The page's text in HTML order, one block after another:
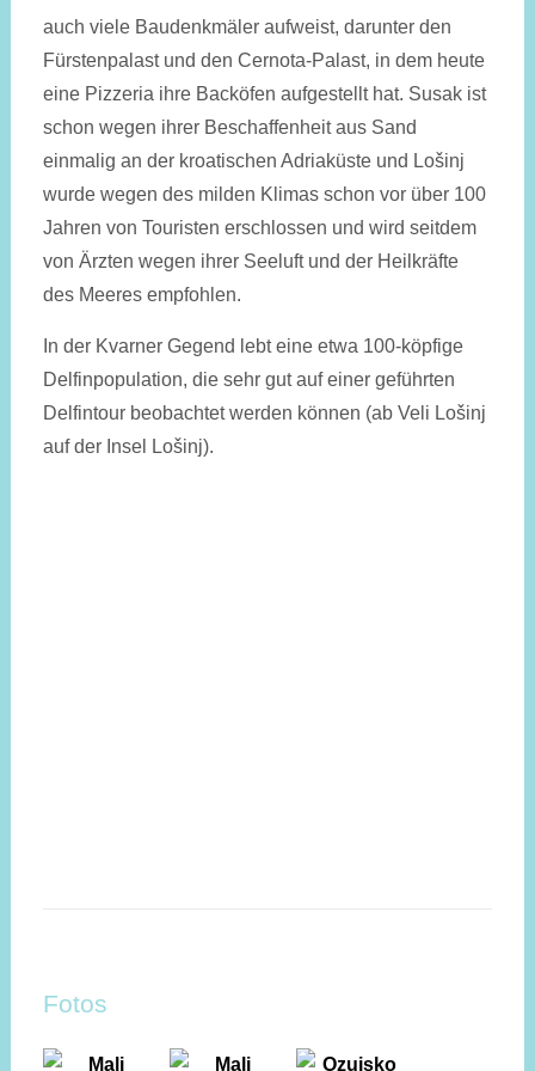
auch viele Baudenkmäler aufweist, darunter den
Fürstenpalast und den Cernota-Palast, in dem heute
eine Pizzeria ihre Backöfen aufgestellt hat. Susak ist
schon wegen ihrer Beschaffenheit aus Sand
einmalig an der kroatischen Adriaküste und Lošinj
wurde wegen des milden Klimas schon vor über 100
Jahren von Touristen erschlossen und wird seitdem
von Ärzten wegen ihrer Seeluft und der Heilkräfte
des Meeres empfohlen.
In der Kvarner Gegend lebt eine etwa 100-köpfige
Delfinpopulation, die sehr gut auf einer geführten
Delfintour beobachtet werden können (ab Veli Lošinj
auf der Insel Lošinj).
Fotos